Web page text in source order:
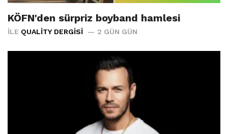
KÖFN'den sürpriz boyband hamlesi
İLE QUALITY DERGISI 2 GÜN GÜN